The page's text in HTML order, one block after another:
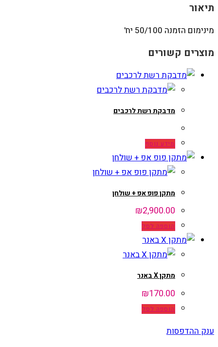
תיאור
מינימום הזמנה 50/100 יח'
מוצרים קשורים
מדבקת רשת לרכבים
מידע נוסף
מתקן פופ אפ + שולחן
₪2,900.00
הוספה לסל
מתקן X באנר
₪170.00
הוספה לסל
ענק ההדפסות